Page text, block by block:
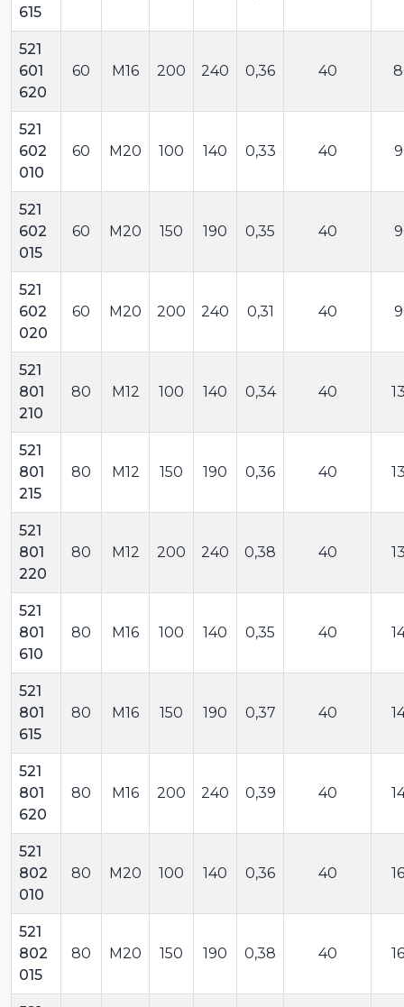
615
521
601
620
60 M16 200 240 0,36 40
521
602
010
60 M20 100 140 0,33 40
521
602
015
60 M20 150 190 0,35 40
521
602
020
60 M20 200 240 0,31 40
521
801
210
80 M12 100 140 0,34 40
521
801
215
80 M12 150 190 0,36 40
521
801
220
80 M12 200 240 0,38 40
521
801
610
80 M16 100 140 0,35 40
521
801
615
80 M16 150 190 0,37 40
521
801
620
80 M16 200 240 0,39 40
521
802
010
80 M20 100 140 0,36 40
521
802
015
80 M20 150 190 0,38 40